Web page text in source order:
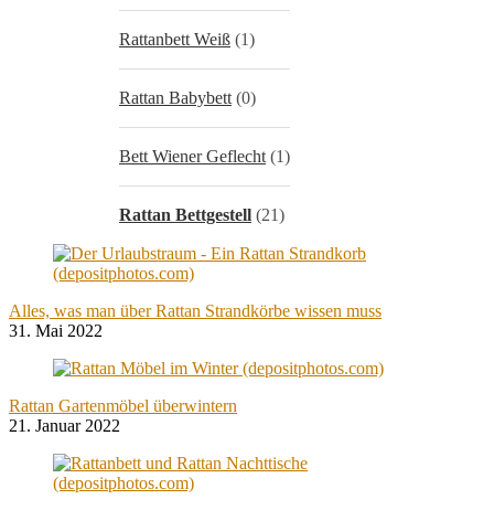
Rattanbett Weiß (1)
Rattan Babybett (0)
Bett Wiener Geflecht (1)
Rattan Bettgestell (21)
Alles, was man über Rattan Strandkörbe wissen muss
31. Mai 2022
Rattan Gartenmöbel überwintern
21. Januar 2022